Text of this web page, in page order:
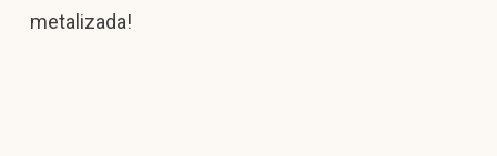
metalizada!